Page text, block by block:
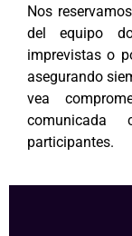
Nos
del equipo
imprevistas o
asegurando
vea
participantes.